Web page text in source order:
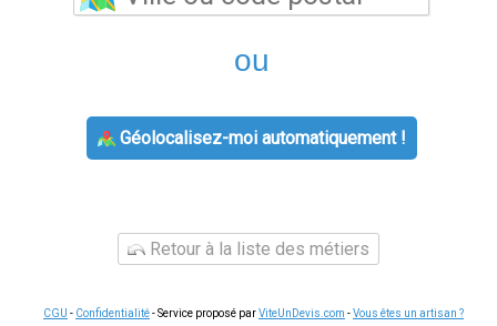
ou
Géolocalisez-moi automatiquement !
Retour à la liste des métiers
CGU - Confidentialité- Service proposé parViteUnDevis.com -Vous êtes un artisan ?